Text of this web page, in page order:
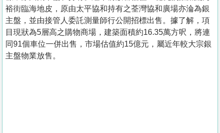
裕街臨海地皮，原由太平協和持有之荃灣協和廣場亦淪為銀
主盤，並由接管人委託測量師行公開招標出售。據了解，項
目現狀為5層高之購物商場，建築面積約16.35萬方呎，將連
同91個車位一併出售，市場估值約15億元，屬近年較大宗銀
主盤物業放售。